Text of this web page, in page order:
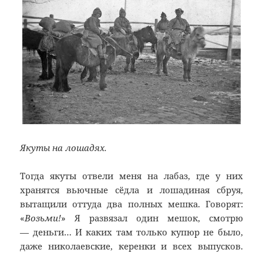
Якуты на лошадях.
Тогда якуты отвели меня на лабаз, где у них
хранятся вьючные сёдла и лошадиная сбруя,
вытащили оттуда два полных мешка. Говорят:
«Возьми!»‎ Я развязал один мешок, смотрю
— деньги… И каких там только купюр не было,
даже николаевские, керенки и всех выпусков.